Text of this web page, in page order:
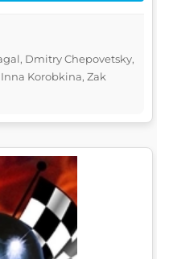
Dmitry Chepovetsky,
Korobkina, Zak